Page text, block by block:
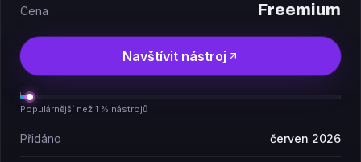
Cena Freemium
Navštívit nástroj
Populárnější než 1 % nástrojů
Přidáno červen 2026